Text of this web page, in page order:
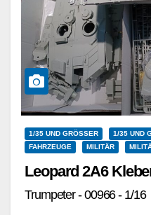
1/35 UND GRÖSSER 1/35 UND
FAHRZEUGE
MILITÄR
Leopard 2A6
Trumpeter - 00966 - 1/16